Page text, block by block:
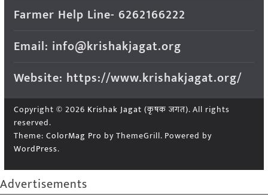
Farmer Help Line- 6262166222
Email: info@krishakjagat.org
Website: https://www.krishakjagat.org/
Copyright © 2026 Krishak Jagat (कृषक जगत). All rights
reserved.
Theme: ColorMag Pro by ThemeGrill. Powered by
WordPress.
Advertisements